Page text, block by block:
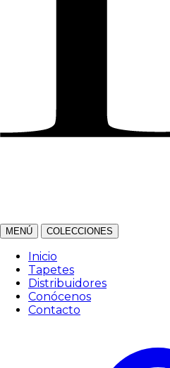
MENÚ COLECCIONES
Inicio
Tapetes
Distribuidores
Conócenos
Contacto